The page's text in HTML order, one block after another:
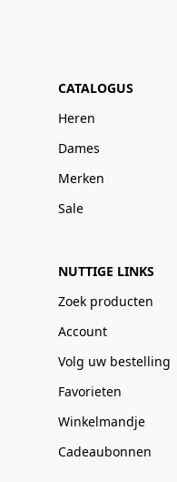
CATALOGUS
Heren
Dames
Merken
Sale
NUTTIGE LINKS
Zoek producten
Account
Volg uw bestelling
Favorieten
Winkelmandje
Cadeaubonnen